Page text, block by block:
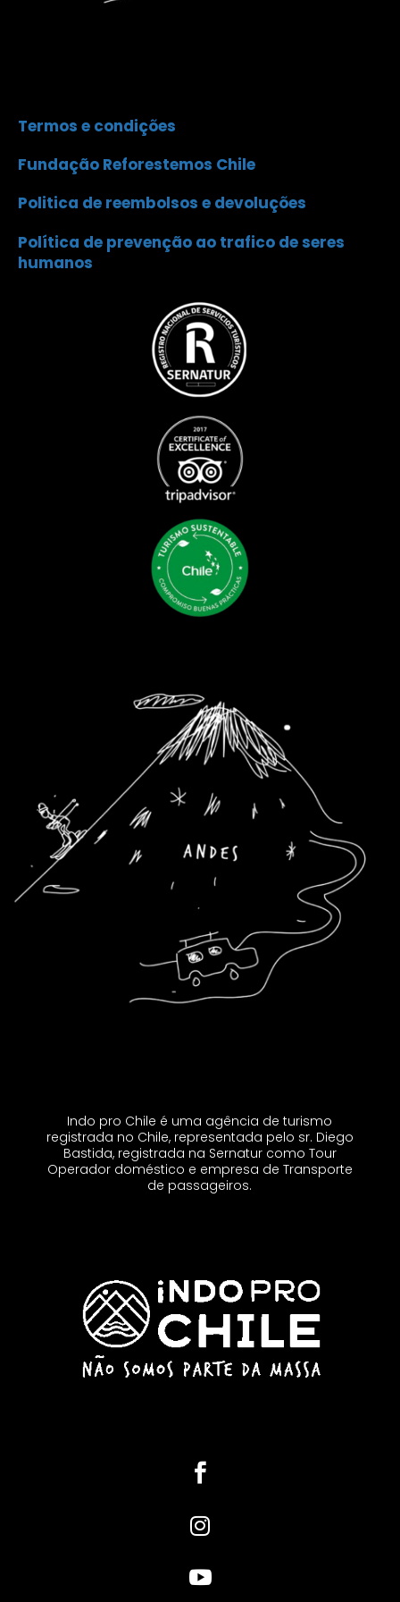
Termos e condições
Fundação Reforestemos Chile
Politica de reembolsos e devoluções
Política de prevenção ao trafico de seres
humanos
Indo pro Chile é uma agência de turismo
registrada no Chile, representada pelo sr. Diego
Bastida, registrada na Sernatur como Tour
Operador doméstico e empresa de Transporte
de passageiros.


